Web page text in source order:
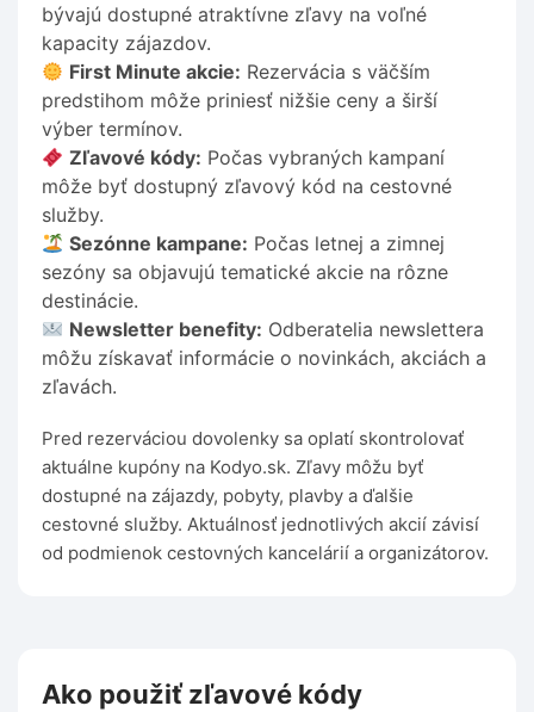
bývajú dostupné atraktívne zľavy na voľné
kapacity zájazdov.
First Minute akcie: Rezervácia s väčším
predstihom môže priniesť nižšie ceny a širší
výber termínov.
Zľavové kódy: Počas vybraných kampaní
môže byť dostupný zľavový kód na cestovné
služby.
Sezónne kampane: Počas letnej a zimnej
sezóny sa objavujú tematické akcie na rôzne
destinácie.
Newsletter benefity: Odberatelia newslettera
môžu získavať informácie o novinkách, akciách a
zľavách.
Pred rezerváciou dovolenky sa oplatí skontrolovať
aktuálne kupóny na Kodyo.sk. Zľavy môžu byť
dostupné na zájazdy, pobyty, plavby a ďalšie
cestovné služby. Aktuálnosť jednotlivých akcií závisí
od podmienok cestovných kancelárií a organizátorov.
Ako použiť zľavové kódy